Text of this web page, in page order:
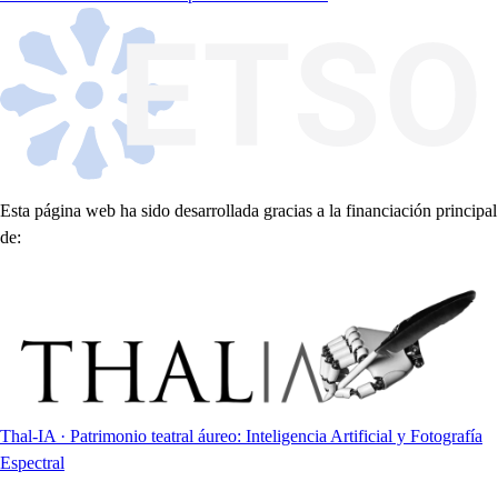
Esta página web ha sido desarrollada gracias a la financiación principal
de:
Thal-IA · Patrimonio teatral áureo: Inteligencia Artificial y Fotografía
Espectral